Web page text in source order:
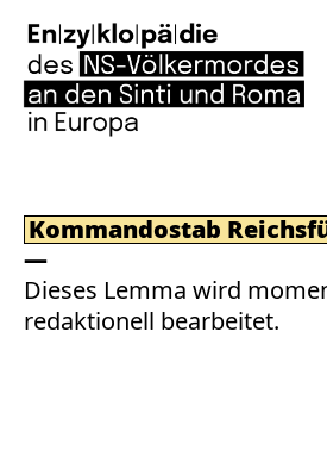
Kommandostab
Dieses Lemma wird
redaktionell bearbeitet.